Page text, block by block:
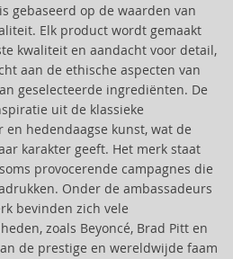
is gebaseerd op de waarden van
Elk product wordt gemaakt
kwaliteit en aandacht voor detail,
aan de ethische aspecten van
geselecteerde ingrediënten. De
uit de klassieke
hedendaagse kunst, wat de
karakter geeft. Het merk staat
provocerende campagnes die
Onder de ambassadeurs
bevinden zich vele
zoals Beyoncé, Brad Pitt en
de prestige en wereldwijde faam